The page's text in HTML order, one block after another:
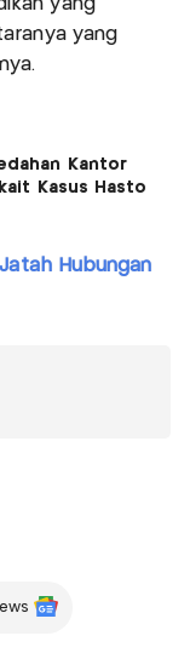
yang
yang
Kantor
Kasus Hasto
Hubungan